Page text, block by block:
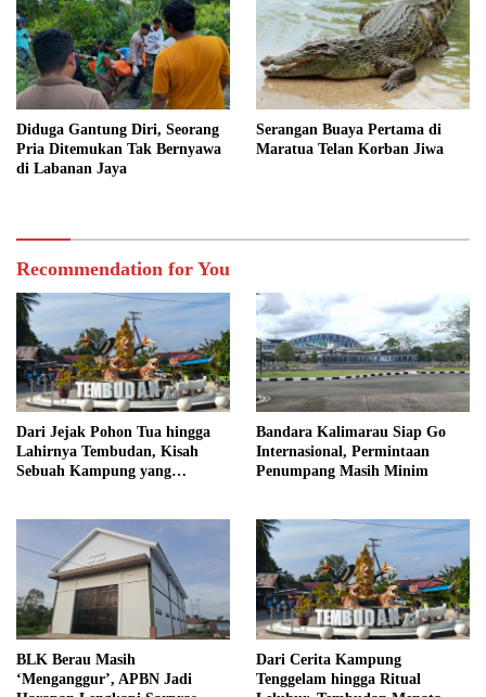
Diduga Gantung Diri, Seorang
Pria Ditemukan Tak Bernyawa
di Labanan Jaya
Serangan Buaya Pertama di
Maratua Telan Korban Jiwa
Recommendation for You
Dari Jejak Pohon Tua hingga
Lahirnya Tembudan, Kisah
Sebuah Kampung yang
Bandara Kalimarau Siap Go
Internasional, Permintaan
Penumpang Masih Minim
BLK Berau Masih
‘Menganggur’, APBN Jadi
Dari Cerita Kampung
Tenggelam hingga Ritual